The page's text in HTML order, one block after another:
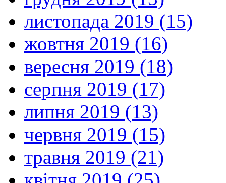
листопада 2019 (15)
жовтня 2019 (16)
вересня 2019 (18)
серпня 2019 (17)
липня 2019 (13)
червня 2019 (15)
травня 2019 (21)